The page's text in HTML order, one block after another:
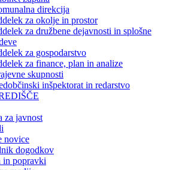
direkcija
za okolje in prostor
za družbene dejavnosti in splošne
za gospodarstvo
za finance, plan in analize
skupnosti
inšpektorat in redarstvo
za javnost
novice
dogodkov
in popravki